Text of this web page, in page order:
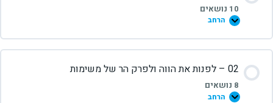
10 נושאים
הרחב
02 – לפנות את הווה ולפרק הר של משימות
8 נושאים
הרחב